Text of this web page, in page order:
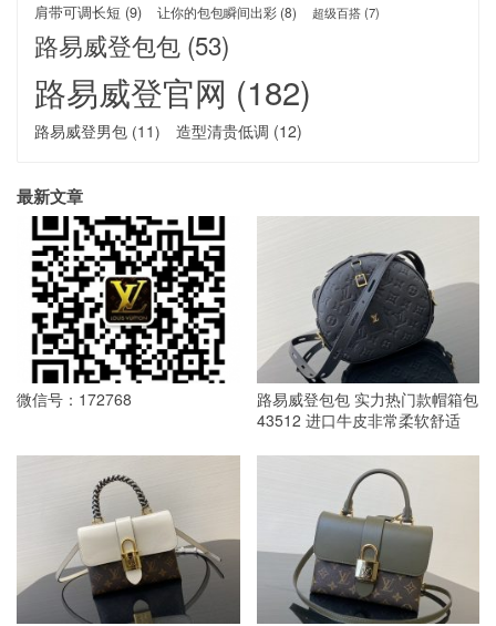
肩带可调长短 (9) 让你的包包瞬间出彩 (8) 超级百搭(7)
路易威登包包 (53)
路易威登官网 (182)
路易威登男包 (11) 造型清贵低调 (12)
最新文章
微信号：172768
路易威登包包 实力热门款帽箱包
43512 进口牛皮非常柔软舒适